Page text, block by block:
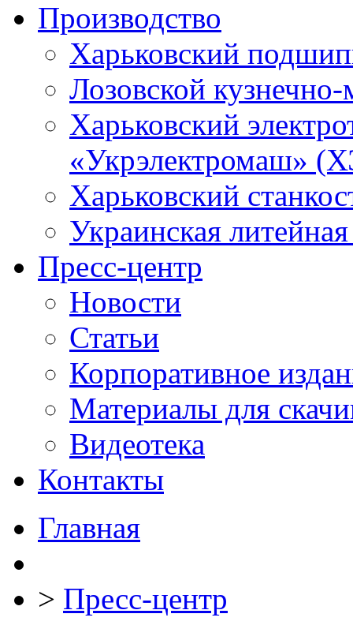
Производство
Харьковский
Лозовской
Харьковский
«Укрэлектромаш»
Харьковский
Украинская
Пресс-центр
Новости
Статьи
Корпоративное
Материалы для
Видеотека
Контакты
Главная
> Пресс-центр